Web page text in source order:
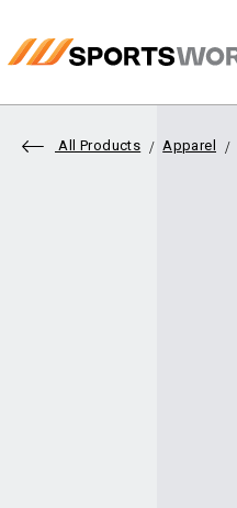
All Products Apparel